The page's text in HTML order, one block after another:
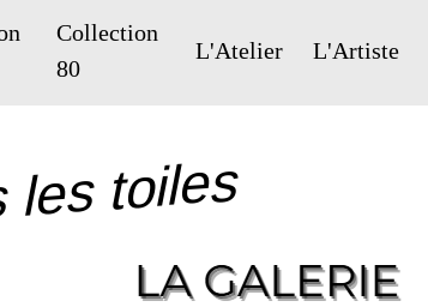
Collection
80
L'Atelier L'Artiste
toiles